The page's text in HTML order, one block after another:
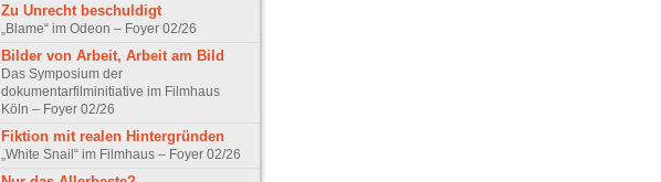
Zu Unrecht beschuldigt
„Blame“ im Odeon – Foyer 02/26
Bilder von Arbeit, Arbeit am Bild
Das Symposium der
dokumentarfilminitiative im Filmhaus
Köln – Foyer 02/26
Fiktion mit realen Hintergründen
„White Snail“ im Filmhaus – Foyer 02/26